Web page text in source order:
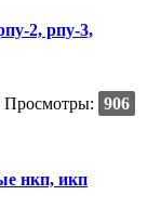
2, рпу-3,
Просмотры: 906
нкп, икп